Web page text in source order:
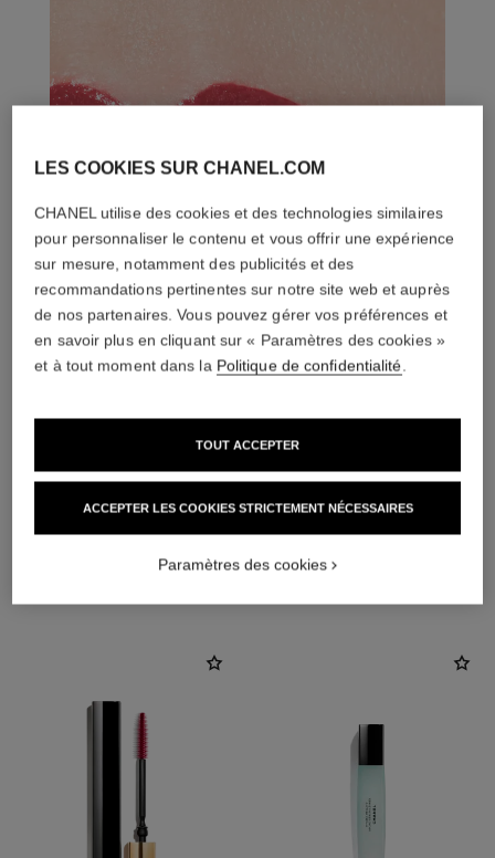
L'ACCORD PARFAIT
LES COOKIES SUR CHANEL.COM
CHANEL utilise des cookies et des technologies similaires
pour personnaliser le contenu et vous offrir une expérience
sur mesure, notamment des publicités et des
recommandations pertinentes sur notre site web et auprès
de nos partenaires. Vous pouvez gérer vos préférences et
en savoir plus en cliquant sur « Paramètres des cookies »
et à tout moment dans la Politique de confidentialité.
ACCEPTER LES COOKIES STRICTEMENT NÉCESSAIRES
TOUT ACCEPTER
Paramètres des cookies